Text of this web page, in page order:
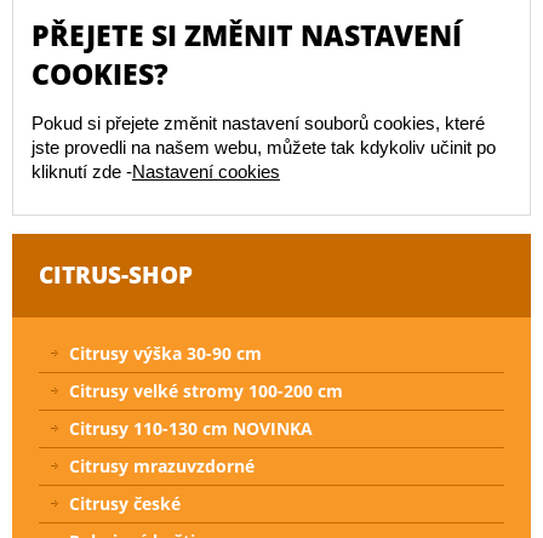
PŘEJETE SI ZMĚNIT NASTAVENÍ
COOKIES?
Pokud si přejete změnit nastavení souborů cookies, které
jste provedli na našem webu, můžete tak kdykoliv učinit po
kliknutí zde -Nastavení cookies
CITRUS-SHOP
Citrusy výška 30-90 cm
Citrusy velké stromy 100-200 cm
Citrusy 110-130 cm NOVINKA
Citrusy mrazuvzdorné
Citrusy české